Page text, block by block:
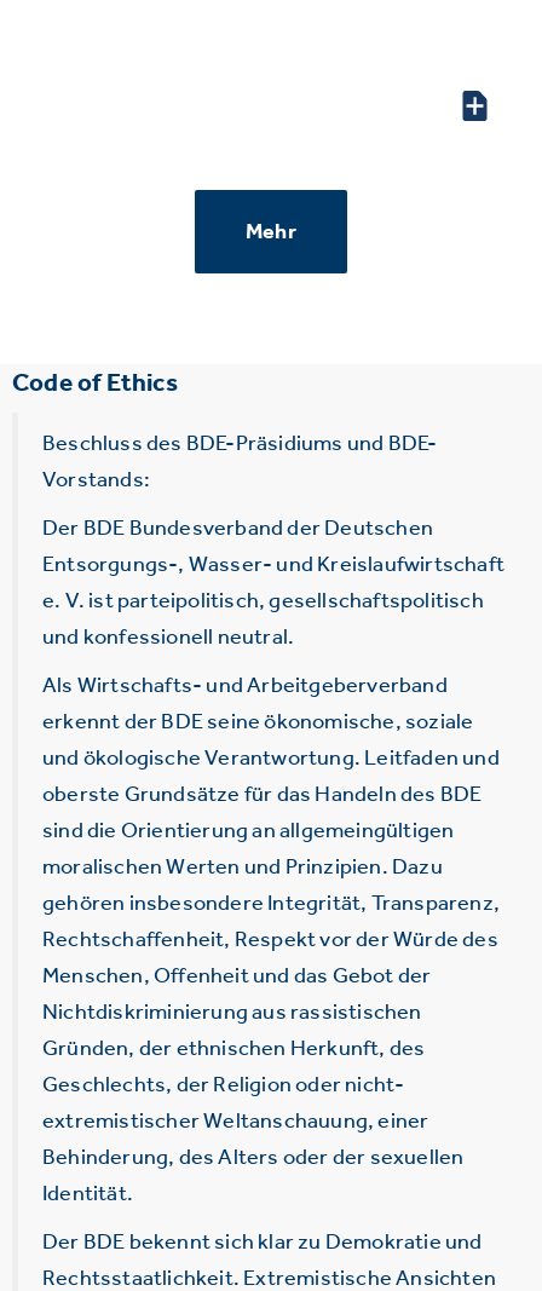
Mehr
Code of Ethics
Beschluss des BDE-Präsidiums und BDE-
Vorstands:
Der BDE Bundesverband der Deutschen
Entsorgungs-, Wasser- und Kreislaufwirtschaft
e. V. ist parteipolitisch, gesellschaftspolitisch
und konfessionell neutral.
Als Wirtschafts- und Arbeitgeberverband
erkennt der BDE seine ökonomische, soziale
und ökologische Verantwortung. Leitfaden und
oberste Grundsätze für das Handeln des BDE
sind die Orientierung an allgemeingültigen
moralischen Werten und Prinzipien. Dazu
gehören insbesondere Integrität, Transparenz,
Rechtschaffenheit, Respekt vor der Würde des
Menschen, Offenheit und das Gebot der
Nichtdiskriminierung aus rassistischen
Gründen, der ethnischen Herkunft, des
Geschlechts, der Religion oder nicht-
extremistischer Weltanschauung, einer
Behinderung, des Alters oder der sexuellen
Identität.
Der BDE bekennt sich klar zu Demokratie und
Rechtsstaatlichkeit. Extremistische Ansichten